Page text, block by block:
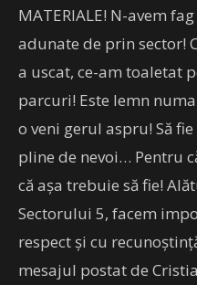
MATERIALE! N-avem
adunate de prin sector!
a uscat, ce-am toaletat
parcuri! Este lemn
o veni gerul aspru! Să
pline de nevoi… Pentru
că așa trebuie să fie!
Sectorului 5, facem
respect și cu
mesajul postat de